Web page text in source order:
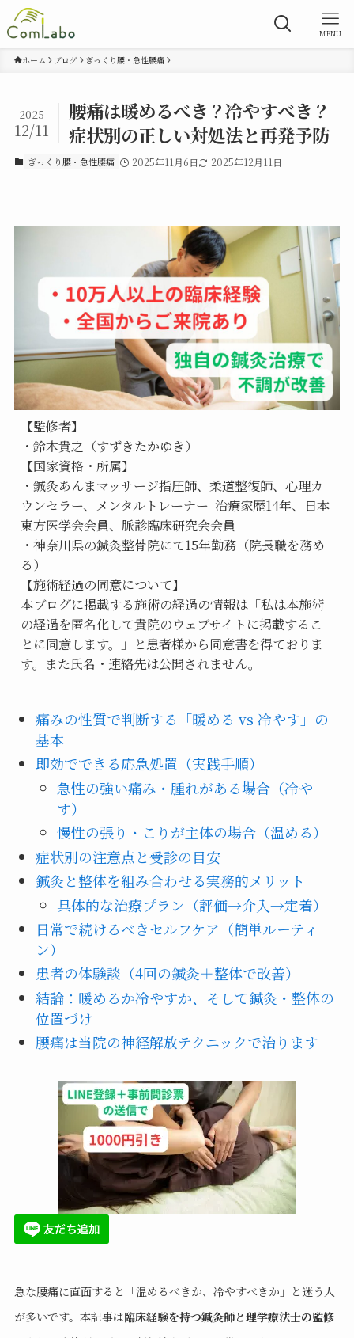
MENU
ホーム ブログ ぎっくり腰・急性腰痛
腰痛は暖めるべき？冷やすべき？
症状別の正しい対処法と再発予防
2025
12/11
ぎっくり腰・急性腰痛 2025年11月6日 2025年12月11日
【監修者】
・鈴木貴之（すずきたかゆき）
【国家資格・所属】
・鍼灸あんまマッサージ指圧師、柔道整復師、心理カ
ウンセラー、メンタルトレーナー  治療家歴14年、日本
東方医学会会員、脈診臨床研究会会員
・神奈川県の鍼灸整骨院にて15年勤務（院長職を務め
る）
【施術経過の同意について】
本ブログに掲載する施術の経過の情報は「私は本施術
の経過を匿名化して貴院のウェブサイトに掲載するこ
とに同意します。」と患者様から同意書を得ておりま
す。また氏名・連絡先は公開されません。
痛みの性質で判断する「暖める vs 冷やす」の
基本
即効でできる応急処置（実践手順）
急性の強い痛み・腫れがある場合（冷や
す）
慢性の張り・こりが主体の場合（温める）
症状別の注意点と受診の目安
鍼灸と整体を組み合わせる実務的メリット
具体的な治療プラン（評価→介入→定着）
日常で続けるべきセルフケア（簡単ルーティ
ン）
患者の体験談（4回の鍼灸＋整体で改善）
結論：暖めるか冷やすか、そして鍼灸・整体の
位置づけ
腰痛は当院の神経解放テクニックで治ります
急な腰痛に直面すると「温めるべきか、冷やすべきか」と迷う人
が多いです。本記事は臨床経験を持つ鍼灸師と理学療法士の監修